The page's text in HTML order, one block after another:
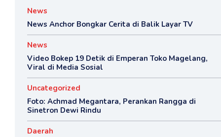
News
News Anchor Bongkar Cerita di Balik Layar TV
News
Video Bokep 19 Detik di Emperan Toko Magelang,
Viral di Media Sosial
Uncategorized
Foto: Achmad Megantara, Perankan Rangga di
Sinetron Dewi Rindu
Daerah